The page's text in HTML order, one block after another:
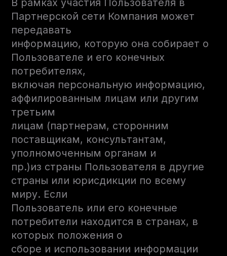
В рамках участия Пользователя в
Партнерской сети Компания может
передавать
информацию, которую она собирает о
Пользователе и его конечных
потребителях,
включая персональную информацию,
аффилированным лицам или другим
третьим
лицам (партнерам, сторонним
поставщикам, консультантам,
уполномоченным органам и
пр.)из страны Пользователя в другие
страны или юрисдикции по всему
миру. Если
Пользователь или его конечные
потребители находится в странах, в
которых положения о
сборе и использовании информации